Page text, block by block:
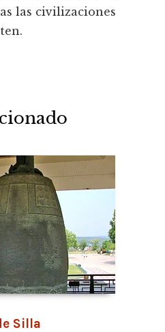
las civilizaciones
Silla